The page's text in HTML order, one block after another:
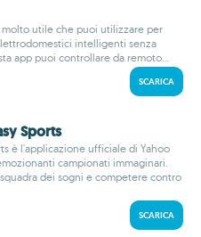
molto utile che puoi utilizzare per
intelligenti senza
app puoi controllare da remoto...
SCARICA
Sports
è l'applicazione ufficiale di Yahoo
campionati immaginari.
dei sogni e competere contro
SCARICA